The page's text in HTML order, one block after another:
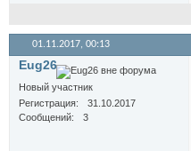
01.11.2017, 00:13
Eug26
Новый участник
Регистрация
31.10.2017
Сообщений
3